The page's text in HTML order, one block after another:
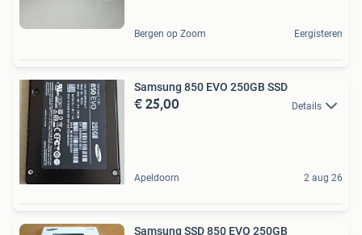
Bergen op Zoom Eergisteren
Samsung 850 EVO 250GB SSD
€ 25,00 Details
Apeldoorn 2 aug 26
Samsung SSD 850 EVO 250GB